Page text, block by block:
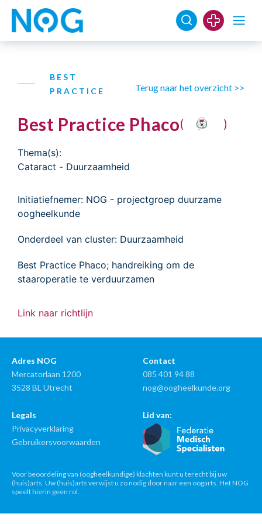
BEST
PRACTICE
Terug naar het overzicht >>
Best Practice Phaco( )
Thema(s):
Cataract - Duurzaamheid
Initiatiefnemer: NOG - projectgroep duurzame
oogheelkunde
Onderdeel van cluster: Duurzaamheid
Best Practice Phaco; handreiking om de
staaroperatie te verduurzamen
Link naar richtlijn
Adres NOG
Mercatorlaan 1200
3528 BL Utrecht
Contact
085 401 94 88
nog@oogheelkunde.org
Legals
Privacyverklaring
Gebruikersvoorwaarden
Lid van:
Voor beoordeling van (oogheelkundige) klachten kunt u terecht bij uw
(huis)arts. Uw (huis)arts verwijst u zo nodig door naar een oogarts. Het NOG
speelt hierin geen rol.